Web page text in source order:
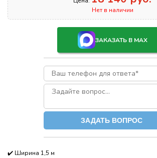
Нет в наличии
ЗАКАЗАТЬ В MAX
ЗАДАТЬ ВОПРОС
✔️ Ширина 1,5 м